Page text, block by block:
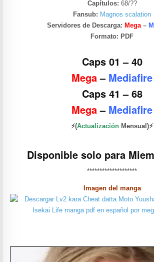
Capítulos: 68/??
Fansub: Magnos scalation
Servidores de Descarga: Mega –
Formato: PDF
Caps 01 – 40
Mega – Mediafire
Caps 41 – 68
Mega – Mediafire
⚡(Actualización Mensual)⚡
Disponible solo para
********************
Imagen del manga